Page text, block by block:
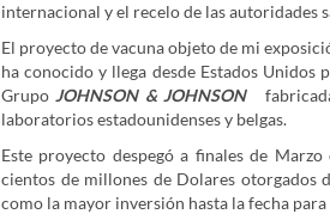
internacional y el recelo de las
El proyecto de vacuna objeto de mi
ha conocido y llega desde Estados Unidos
GrupoJOHNSON & JOHNSON
laboratorios estadounidenses y belgas.
Este proyecto despegó a finales de
cientos de millones de Dolares otorgados
como la mayor inversión hasta la fecha